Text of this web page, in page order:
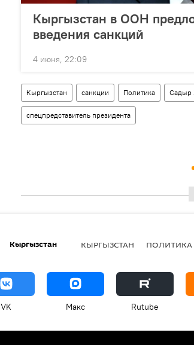
Кыргызстан в ООН
введения санкций
4 июня, 22:09
Кыргызстан санкции Политика Садыр
спецпредставитель президента
Кыргызстан КЫРГЫЗСТАН ПОЛИТИКА
VK Макс Rutube